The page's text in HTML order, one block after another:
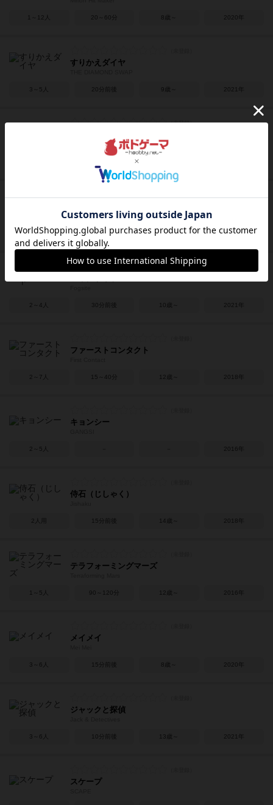
1～12人 20～60分 8歳～ 2020年
すりかえダイヤ
3～5人 20分前後 9歳～ 2021年
Sherlock and Picasso
TOKYO DOVES
2人用 5～10分 8歳～ 2020年
2～4人 30分前後 10歳～ 2021年
ファーストコンタクト
2～7人 15～40分 12歳～ 2018年
キョンシー
2～5人 2016年
侍石（じしゃく）
2人用 15分前後 14歳～ 2018年
テラフォーミングマーズ
1～5人 90～120分 12歳～ 2016年
メイメイ
3～6人 15分前後 8歳～ 2020年
ジャックと探偵
3～6人 10分前後 13歳～ 2021年
スケープ